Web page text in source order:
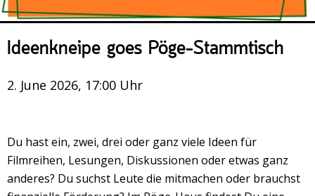
Veranstaltungsrückblick
Kontakt und Anfahrt
Räume mieten
Presse/Newsletter
Ideenkneipe goes Pöge-Stammtisch
2. June 2026, 17:00 Uhr
Du hast ein, zwei, drei oder ganz viele Ideen für
Filmreihen, Lesungen, Diskussionen oder etwas ganz
anderes? Du suchst Leute die mitmachen oder brauchst